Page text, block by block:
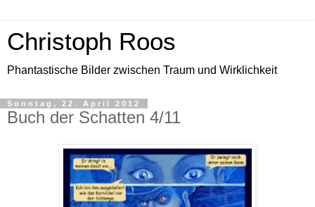
Christoph Roos
Phantastische Bilder zwischen Traum und Wirklichkeit
Sonntag, 22. April 2012
Buch der Schatten 4/11